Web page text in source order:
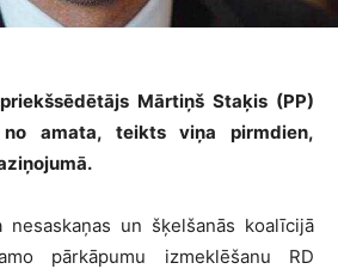
Mārtiņš Staķis (PP)
amata, teikts viņa pirmdien,
un šķelšanās koalīcijā
pārkāpumu izmeklēšanu RD